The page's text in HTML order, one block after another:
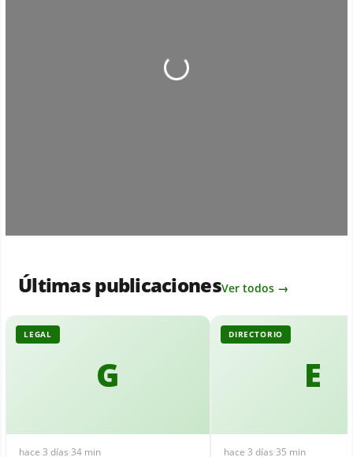
Loading...
Últimas publicacionesVer todos →
G
LEGAL
hace 3 días·34 min
E
DIRECTORIO
hace 3 días·35 min